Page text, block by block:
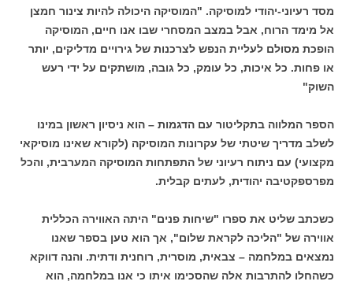
מסד רעיוני-יהודי למוסיקה. "המוסיקה היכולה להיות צינור חמצן
אל מימד הרוח, אבל במצב המסחרי שבו אנו חיים, המוסיקה
הופכת מסולם לעליית הנפש לצרכנות של גירויים מדליקים, יותר
או פחות. כל איכות, כל עומק, כל גובה, מושתקים על ידי רעש
השוק"
הספר המלווה בתקליטור עם הדגמות – הוא ניסיון ראשון במינו
לשלב מדריך שיטתי של עקרונות המוסיקה (לקורא שאינו מוסיקאי
מקצועי) עם ניתוח רעיוני של התפתחות המוסיקה המערבית, והכל
מפרספקטיבה יהודית, לעתים קבלית.
כשכתב שליט את ספרו "שיחות פנים" היתה האווירה הכללית
אווירה של "הליכה לקראת שלום", אך הוא טען בספר שאנו
נמצאים במלחמה – צבאית, מוסרית, רוחנית ודתית. והנה דווקא
כשהחלו להתרבות אלה שהסכימו איתו כי אנו במלחמה, הוא